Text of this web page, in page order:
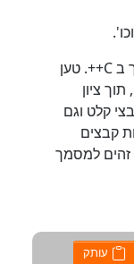
הדוגמה הבאה מדגימה כיצד להמיר מסמך ב C++. טען
ציון
קלט וגם
קבצים
זהים למסמך